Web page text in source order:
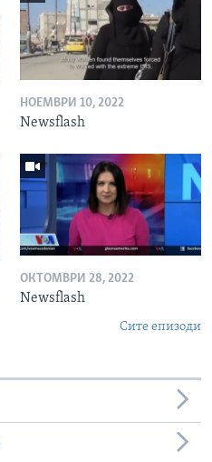
НОЕМВРИ 10, 2022
Newsflash
ОКТОМВРИ 28, 2022
Newsflash
Сите епизоди